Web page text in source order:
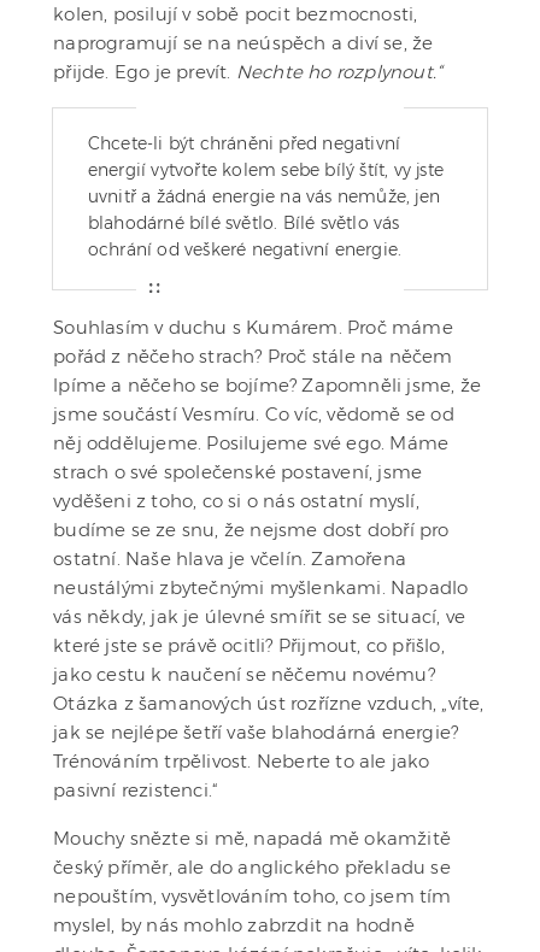
kolen, posilují v sobě pocit bezmocnosti,
naprogramují se na neúspěch a diví se, že
přijde. Ego je prevít. Nechte ho rozplynout.“
Chcete-li být chráněni před negativní
energií vytvořte kolem sebe bílý štít, vy jste
uvnitř a žádná energie na vás nemůže, jen
blahodárné bílé světlo. Bílé světlo vás
ochrání od veškeré negativní energie.
Souhlasím v duchu s Kumárem. Proč máme
pořád z něčeho strach? Proč stále na něčem
lpíme a něčeho se bojíme? Zapomněli jsme, že
jsme součástí Vesmíru. Co víc, vědomě se od
něj oddělujeme. Posilujeme své ego. Máme
strach o své společenské postavení, jsme
vyděšeni z toho, co si o nás ostatní myslí,
budíme se ze snu, že nejsme dost dobří pro
ostatní. Naše hlava je včelín. Zamořena
neustálými zbytečnými myšlenkami. Napadlo
vás někdy, jak je úlevné smířit se se situací, ve
které jste se právě ocitli? Přijmout, co přišlo,
jako cestu k naučení se něčemu novému?
Otázka z šamanových úst rozřízne vzduch, „víte,
jak se nejlépe šetří vaše blahodárná energie?
Trénováním trpělivost. Neberte to ale jako
pasivní rezistenci.“
Mouchy snězte si mě, napadá mě okamžitě
český příměr, ale do anglického překladu se
nepouštím, vysvětlováním toho, co jsem tím
myslel, by nás mohlo zabrzdit na hodně